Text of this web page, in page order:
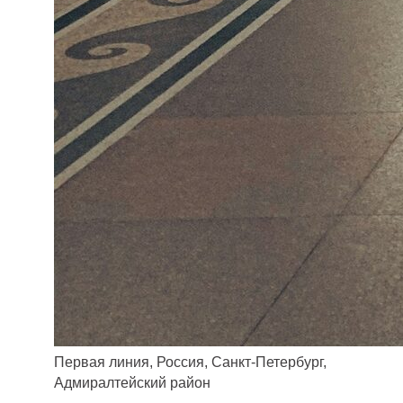
Первая линия, Россия, Санкт-Петербург,
Адмиралтейский район